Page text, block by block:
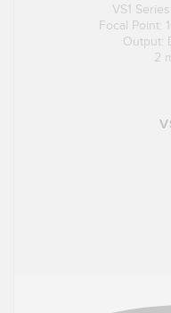
VS1
Focal Point:
Output:
2